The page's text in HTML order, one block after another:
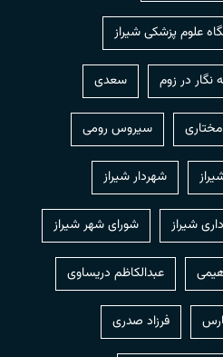
علوم پزشکی شیراز
نگار در زوم سعدی
سیروس رومی
شهردار شیراز
شیراز شورای شهر شیراز
عبدالکاظم دریساوی
فرزاد صدری